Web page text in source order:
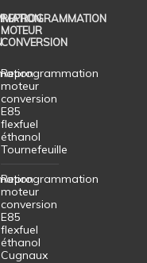
REPROGRAMMATION
MOTEUR
CONVERSION
Reprogrammation
moteur
conversion
E85
flexfuel
éthanol
Tournefeuille
Reprogrammation
moteur
conversion
E85
flexfuel
éthanol
Cugnaux